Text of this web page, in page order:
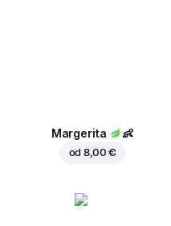
Margerita 👶
od8,00 €